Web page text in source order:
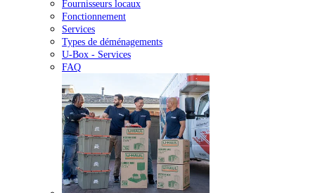
Fournisseurs locaux
Fonctionnement
Services
Types de déménagements
U-Box - Services
FAQ